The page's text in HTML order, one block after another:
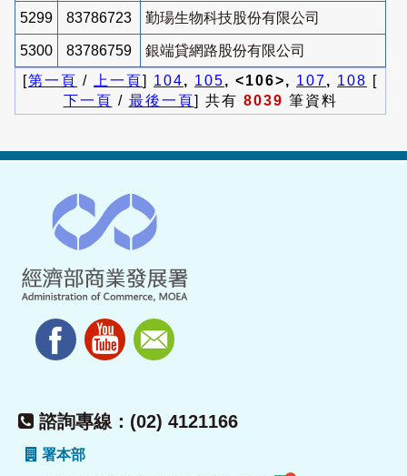
5299 83786723 勤瑒生物科技股份有限公司
5300 83786759
銀端貸網路股份有限公司
[第一頁 / 上一頁] 104, 105, <106>, 107, 108 [
下一頁 / 最後一頁] 共有 8039 筆資料
諮詢專線：(02) 4121166
署本部